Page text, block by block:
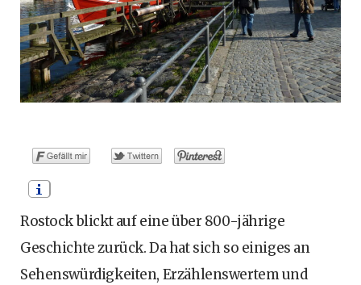
Rostock blickt auf eine über 800-jährige
Geschichte zurück. Da hat sich so einiges an
Sehenswürdigkeiten, Erzählenswertem und